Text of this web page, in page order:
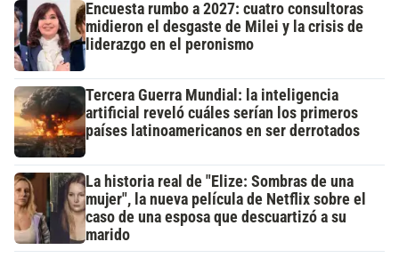
Encuesta rumbo a 2027: cuatro consultoras
midieron el desgaste de Milei y la crisis de
liderazgo en el peronismo
Tercera Guerra Mundial: la inteligencia
artificial reveló cuáles serían los primeros
países latinoamericanos en ser derrotados
La historia real de "Elize: Sombras de una
mujer", la nueva película de Netflix sobre el
caso de una esposa que descuartizó a su
marido